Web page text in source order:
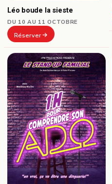
Léo boude la sieste
DU 10 AU 11 OCTOBRE
Réserver